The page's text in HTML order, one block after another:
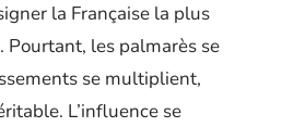
la Française la plus
Pourtant, les palmarès se
se multiplient,
L’influence se